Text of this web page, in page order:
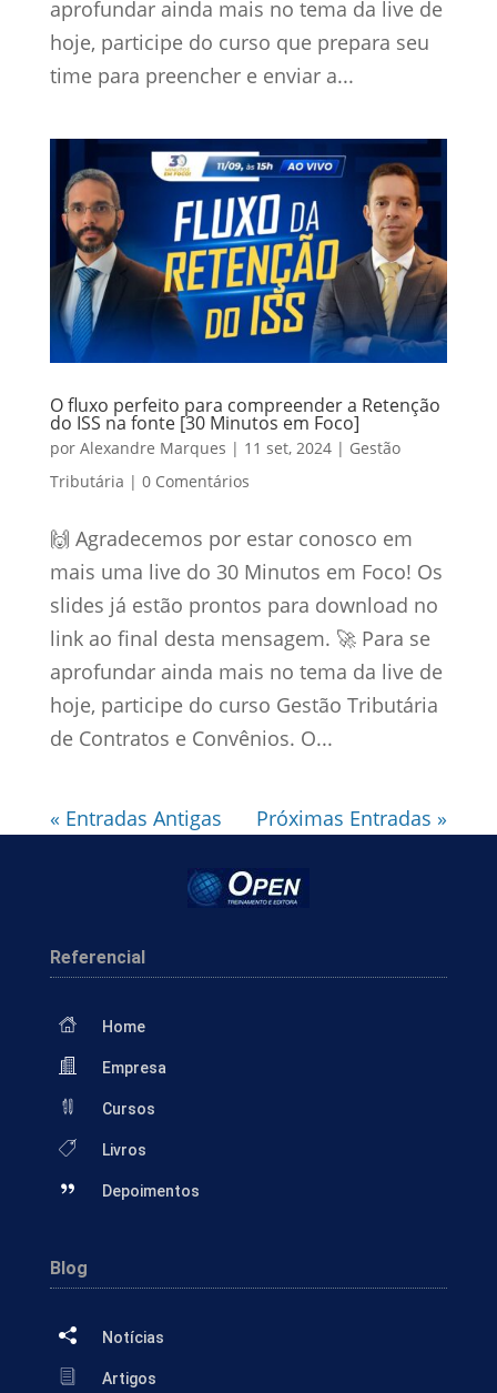
aprofundar ainda mais no tema da live de
hoje, participe do curso que prepara seu
time para preencher e enviar a...
O fluxo perfeito para compreender a Retenção
do ISS na fonte [30 Minutos em Foco]
por Alexandre Marques | 11 set, 2024| Gestão
Tributária | 0 Comentários
🙌 Agradecemos por estar conosco em
mais uma live do 30 Minutos em Foco! Os
slides já estão prontos para download no
link ao final desta mensagem. 🚀 Para se
aprofundar ainda mais no tema da live de
hoje, participe do curso Gestão Tributária
de Contratos e Convênios. O...
« Entradas Antigas Próximas Entradas »
Referencial
Home
Empresa
Cursos
Livros
Depoimentos
Blog
Notícias
Artigos